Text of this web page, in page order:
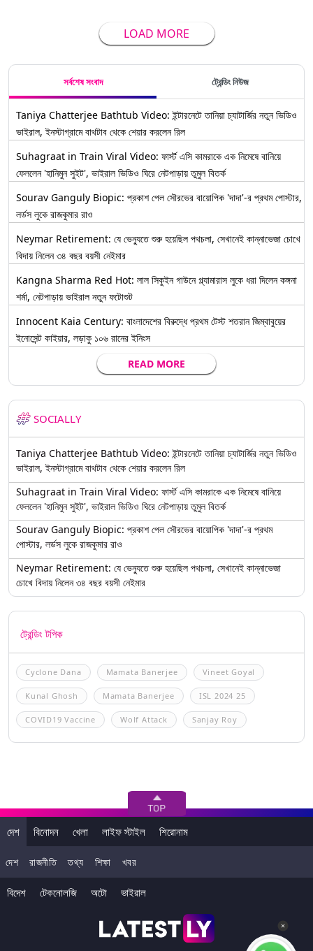
LOAD MORE
সর্বশেষ সংবাদ ট্রেন্ডিং নিউজ
Taniya Chatterjee Bathtub Video: ইন্টারনেটে তানিয়া চ্যাটার্জির নতুন ভিডিও
ভাইরাল, ইনস্টাগ্রামে বাথটাব থেকে শেয়ার করলেন রিল
Suhagraat in Train Viral Video: ফার্স্ট এসি কামরাকে এক নিমেষে বানিয়ে
ফেললেন 'হানিমুন সুইট', ভাইরাল ভিডিও ঘিরে নেটপাড়ায় তুমুল বিতর্ক
Sourav Ganguly Biopic: প্রকাশ পেল সৌরভের বায়োপিক 'দাদা'-র প্রথম পোস্টার,
লর্ডস লুকে রাজকুমার রাও
Neymar Retirement: যে ভেন্যুতে শুরু হয়েছিল পথচলা, সেখানেই কান্নাভেজা চোখে
বিদায় নিলেন ৩৪ বছর বয়সী নেইমার
Kangna Sharma Red Hot: লাল সিকুইন গাউনে গ্ল্যামারাস লুকে ধরা দিলেন কঙ্গনা
শর্মা, নেটপাড়ায় ভাইরাল নতুন ফটোশুট
Innocent Kaia Century: বাংলাদেশের বিরুদ্ধে প্রথম টেস্ট শতরান জিম্বাবুয়ের
ইনোসেন্ট কাইয়ার, লড়াকু ১০৬ রানের ইনিংস
READ MORE
SOCIALLY
Taniya Chatterjee Bathtub Video: ইন্টারনেটে তানিয়া চ্যাটার্জির নতুন ভিডিও
ভাইরাল, ইনস্টাগ্রামে বাথটাব থেকে শেয়ার করলেন রিল
Suhagraat in Train Viral Video: ফার্স্ট এসি কামরাকে এক নিমেষে বানিয়ে
ফেললেন 'হানিমুন সুইট', ভাইরাল ভিডিও ঘিরে নেটপাড়ায় তুমুল বিতর্ক
Sourav Ganguly Biopic: প্রকাশ পেল সৌরভের বায়োপিক 'দাদা'-র প্রথম
পোস্টার, লর্ডস লুকে রাজকুমার রাও
Neymar Retirement: যে ভেন্যুতে শুরু হয়েছিল পথচলা, সেখানেই কান্নাভেজা
চোখে বিদায় নিলেন ৩৪ বছর বয়সী নেইমার
ট্রেন্ডিং টপিক
Cyclone Dana Mamata Banerjee Vineet Goyal
Kunal Ghosh Mamata Banerjee ISL 2024 25
COVID19 Vaccine Wolf Attack Sanjay Roy
দেশ বিনোদন খেলা লাইফ স্টাইল শিরোনাম
দেশ রাজনীতি তথ্য শিক্ষা খবর
বিদেশ টেকনোলজি অটো ভাইরাল